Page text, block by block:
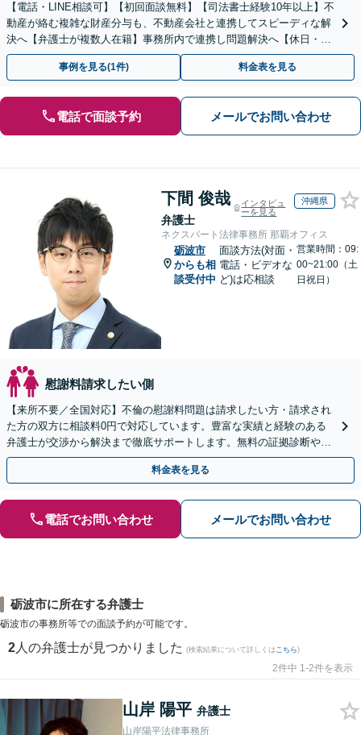
【電話・LINE相談可】【初回面談無料】【司法書士経験10年以上】不
動産が絡む複雑な財産分与も、不動産会社と連携してスピーディな解
決へ【弁護士が複数人在籍】事務所内で連携し問題解決へ【休日・夜
間面談可】【子連れ相談可】【虎ノ門駅1分】
事例を見る(1件) 料金表を見る
電話で面談予約 メールでお問い合わせ
下間 俊哉
弁護士
インタビュ
ーを見る
沖縄県
ネクスパート法律事務所 那覇オフィス
砺波市
からも相
談受付中
面談方法(対面・
電話・ビデオな
ど)は応相談
営業時間：09:
00~21:00（土
日祝日）
慰謝料請求したい側
【来所不要／全国対応】不倫の慰謝料問題は請求したい方・請求され
た方の双方に相談料0円で対応しています。豊富な実績と経験のある
弁護士が交渉から解決まで徹底サポートします。無料の証拠診断や着
手金の返還保証もありますので安心してご相談ください。
料金表を見る
電話でお問い合わせ メールでお問い合わせ
砺波市に所在する弁護士
砺波市の事務所等での面談予約が可能です。
2 人の弁護士が見つかりました (検索結果について詳しくは こちら)
2件中 1-2件を表示
山岸 陽平 弁護士
山岸陽平法律事務所